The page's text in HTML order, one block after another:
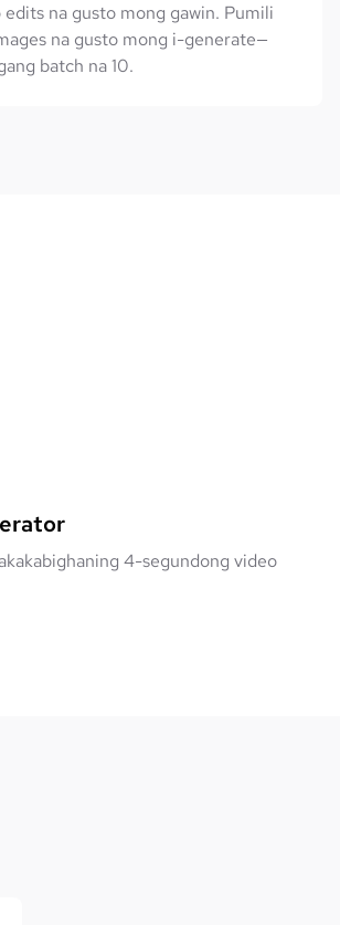
na gusto mong gawin. Pumili
na gusto mong i-generate—
batch na 10.
4-segundong video